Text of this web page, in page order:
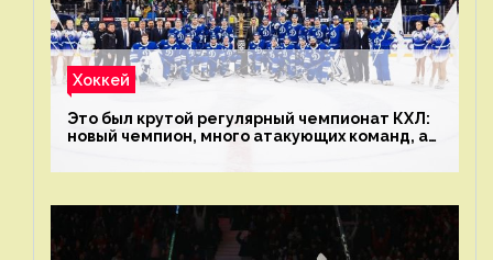
Хоккей
Это был крутой регулярный чемпионат КХЛ:
новый чемпион, много атакующих команд, а